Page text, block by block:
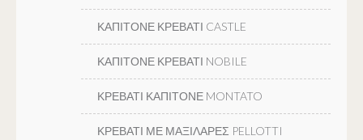
ΚΑΠΙΤΟΝΕ ΚΡΕΒΑΤΙ CASTLE
ΚΑΠΙΤΟΝΕ ΚΡΕΒΑΤΙ NOBILE
ΚΡΕΒΑΤΙ ΚΑΠΙΤΟΝΕ MONTATO
ΚΡΕΒΑΤΙ ΜΕ ΜΑΞΙΛΑΡΕΣ PELLOTTI